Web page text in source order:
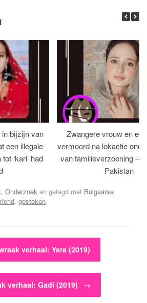
bijzijn van
een illegale
‘kari’ had
Zwangere vrouw en
vermoord na lokactie
van familieverzoening –
Pakistan
, Onderzoek en getagd met Bulgaarse
, gestoken.
verhaal: Yara (2019)
verhaal: Gadi (2019) →